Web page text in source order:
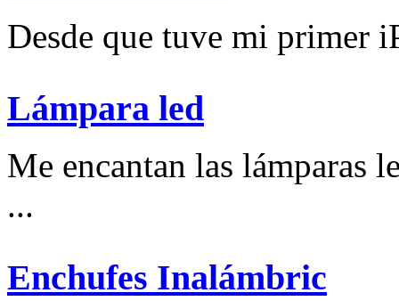
Desde que tuve mi primer
Lámpara led
Me encantan las lámparas
...
Enchufes Inalámbric